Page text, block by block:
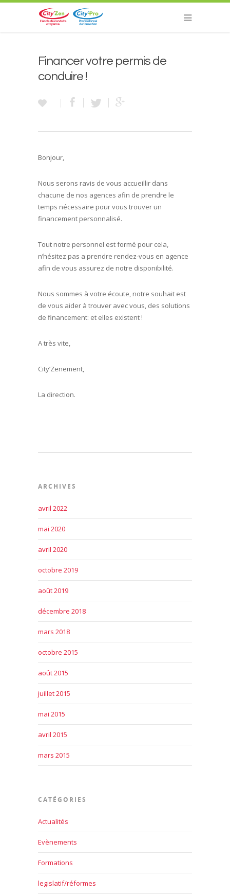
Financer votre permis de
conduire !
Bonjour,
Nous serons ravis de vous accueillir dans
chacune de nos agences afin de prendre le
temps nécessaire pour vous trouver un
financement personnalisé.
Tout notre personnel est formé pour cela,
n’hésitez pas a prendre rendez-vous en agence
afin de vous assurez de notre disponibilité.
Nous sommes à votre écoute, notre souhait est
de vous aider à trouver avec vous, des solutions
de financement: et elles existent !
A très vite,
City’Zenement,
La direction.
ARCHIVES
avril 2022
mai 2020
avril 2020
octobre 2019
août 2019
décembre 2018
mars 2018
octobre 2015
août 2015
juillet 2015
mai 2015
avril 2015
mars 2015
CATÉGORIES
Actualités
Evènements
Formations
legislatif/réformes